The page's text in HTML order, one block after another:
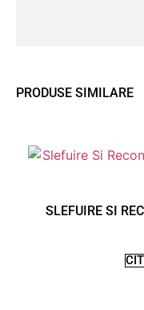
PRODUSE SIMILARE
SLEFUIRE SI